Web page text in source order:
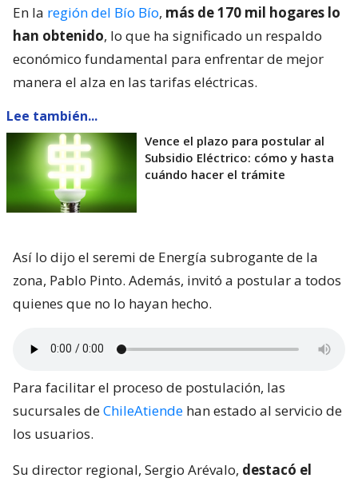
En la región del Bío Bío, más de 170 mil hogares lo
han obtenido, lo que ha significado un respaldo
económico fundamental para enfrentar de mejor
manera el alza en las tarifas eléctricas.
Lee también...
Vence el plazo para postular al
Subsidio Eléctrico: cómo y hasta
cuándo hacer el trámite
Así lo dijo el seremi de Energía subrogante de la
zona, Pablo Pinto. Además, invitó a postular a todos
quienes que no lo hayan hecho.
Para facilitar el proceso de postulación, las
sucursales deChileAtiende han estado al servicio de
los usuarios.
Su director regional, Sergio Arévalo, destacó el